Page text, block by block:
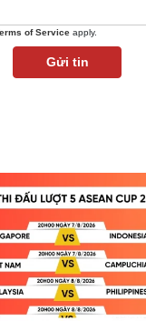
of Service apply.
Gửi tin